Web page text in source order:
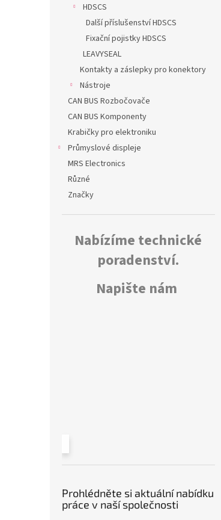
HDSCS
Další příslušenství HDSCS
Fixační pojistky HDSCS
LEAVYSEAL
Kontakty a záslepky pro konektory
Nástroje
CAN BUS Rozbočovače
CAN BUS Komponenty
Krabičky pro elektroniku
Průmyslové displeje
MRS Electronics
Různé
Značky
Nabízíme technické
poradenství.
Napište nám
Prohlédněte si aktuální nabídku
práce v naší společnosti